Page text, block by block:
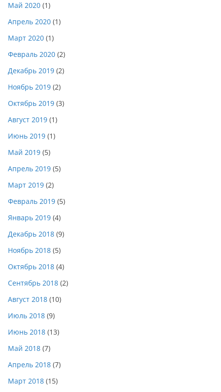
Май 2020 (1)
Апрель 2020 (1)
Март 2020 (1)
Февраль 2020 (2)
Декабрь 2019 (2)
Ноябрь 2019 (2)
Октябрь 2019 (3)
Август 2019 (1)
Июнь 2019 (1)
Май 2019 (5)
Апрель 2019 (5)
Март 2019 (2)
Февраль 2019 (5)
Январь 2019 (4)
Декабрь 2018 (9)
Ноябрь 2018 (5)
Октябрь 2018 (4)
Сентябрь 2018 (2)
Август 2018 (10)
Июль 2018 (9)
Июнь 2018 (13)
Май 2018 (7)
Апрель 2018 (7)
Март 2018 (15)